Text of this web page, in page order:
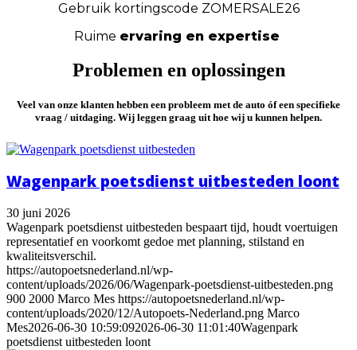
Gebruik kortingscode ZOMERSALE26
Ruime ervaring en expertise
Problemen en oplossingen
Veel van onze klanten hebben een probleem met de auto ófeen specifieke
vraag / uitdaging. Wij leggen graag uit hoe wij u kunnen helpen.
Wagenpark poetsdienst uitbesteden loont
30 juni 2026
Wagenpark poetsdienst uitbesteden bespaart tijd, houdt voertuigen
representatief en voorkomt gedoe met planning, stilstand en
kwaliteitsverschil.
https://autopoetsnederland.nl/wp-
content/uploads/2026/06/Wagenpark-poetsdienst-uitbesteden.png
900 2000 Marco Mes https://autopoetsnederland.nl/wp-
content/uploads/2020/12/Autopoets-Nederland.png Marco
Mes2026-06-30 10:59:092026-06-30 11:01:40Wagenpark
poetsdienst uitbesteden loont